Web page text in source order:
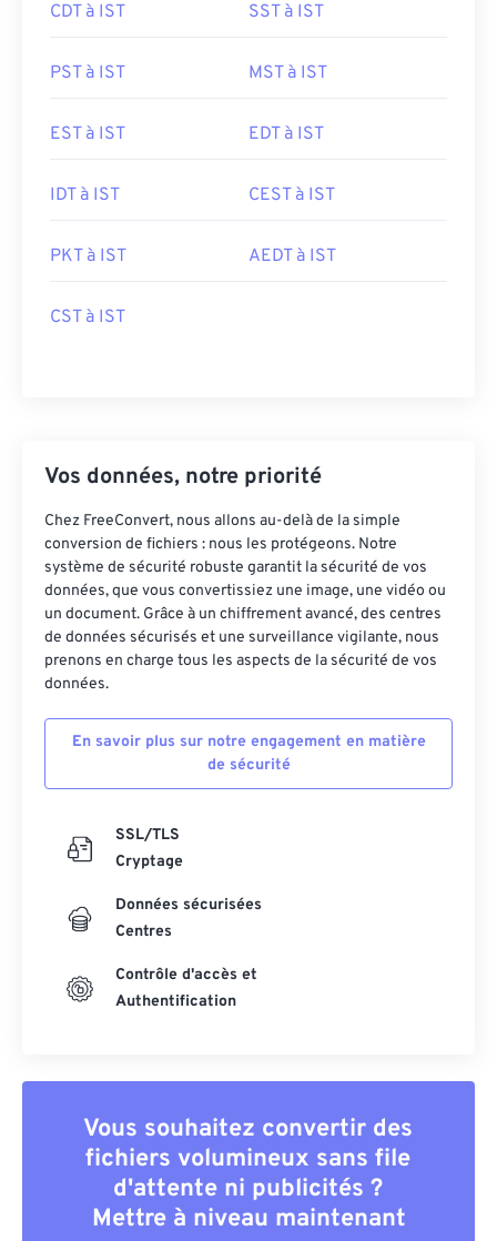
CDT à IST SST à IST
PST à IST MST à IST
EST à IST EDT à IST
IDT à IST CEST à IST
PKT à IST AEDT à IST
CST à IST
Vos données, notre priorité
Chez FreeConvert, nous allons au-delà de la simple
conversion de fichiers : nous les protégeons. Notre
système de sécurité robuste garantit la sécurité de vos
données, que vous convertissiez une image, une vidéo ou
un document. Grâce à un chiffrement avancé, des centres
de données sécurisés et une surveillance vigilante, nous
prenons en charge tous les aspects de la sécurité de vos
données.
En savoir plus sur notre engagement en matière
de sécurité
SSL/TLS
Cryptage
Données sécurisées
Centres
Contrôle d'accès et
Authentification
Vous souhaitez convertir des
fichiers volumineux sans file
d'attente ni publicités ?
Mettre à niveau maintenant